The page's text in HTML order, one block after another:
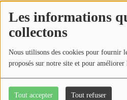
Les informations
collectons
Nous utilisons des cookies pour fournir
proposés sur notre site et pour
Tout accepter Tout refuser
Photos
Participez
Dédicaces
Jeux Concours
Émission partenaire diffusée les
Voyage intérieur, Ce qui se vit de
l’extérieur !
Format de 50 minutes en PAD